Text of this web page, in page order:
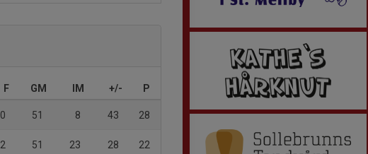
F GM IM +/- P
0 51 8 43 28
2 51 23 28 22